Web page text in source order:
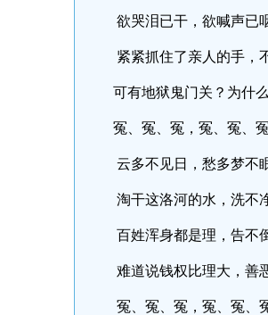
欲哭泪已干，欲喊
紧紧抓住了亲人的手
可有地狱鬼门关？为
冤、冤、冤，冤、冤
云多不见日，愁多
淘干这洛河的水，洗
百姓浑身都是理，告
难道说钱权比理大，
冤、冤、冤，冤、